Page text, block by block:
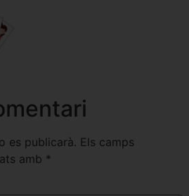
es publicarà. Els camps
amb *